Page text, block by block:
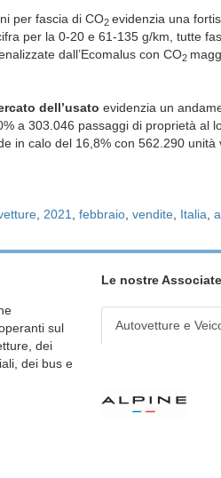
per fascia di CO2 evidenzia una
per la 0-20 e 61-135 g/km, tutte
dall’Ecomalus con CO2
dell’usato evidenzia un
a 303.046 passaggi di proprietà al
in calo del 16,8% con 562.290
2021 febbraio vendite Italia
sul
dei
dei bus e
Le nostre
Autovetture e